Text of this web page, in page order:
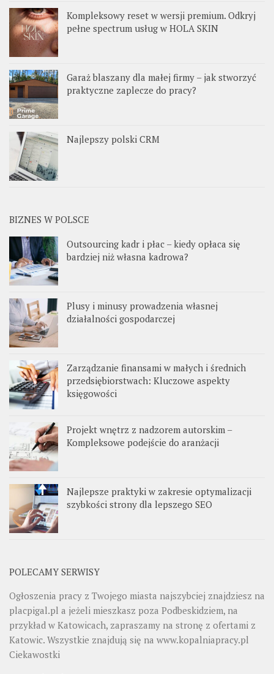
Kompleksowy reset w wersji premium. Odkryj
pełne spectrum usług w HOLA SKIN
Garaż blaszany dla małej firmy – jak stworzyć
praktyczne zaplecze do pracy?
Najlepszy polski CRM
BIZNES W POLSCE
Outsourcing kadr i płac – kiedy opłaca się
bardziej niż własna kadrowa?
Plusy i minusy prowadzenia własnej
działalności gospodarczej
Zarządzanie finansami w małych i średnich
przedsiębiorstwach: Kluczowe aspekty
księgowości
Projekt wnętrz z nadzorem autorskim –
Kompleksowe podejście do aranżacji
Najlepsze praktyki w zakresie optymalizacji
szybkości strony dla lepszego SEO
POLECAMY SERWISY
Ogłoszenia pracy z Twojego miasta najszybciej znajdziesz na
placpigal.pl a jeżeli mieszkasz poza Podbeskidziem, na
przykład w Katowicach, zapraszamy na stronę z ofertami z
Katowic. Wszystkie znajdują się na www.kopalniapracy.pl
Ciekawostki